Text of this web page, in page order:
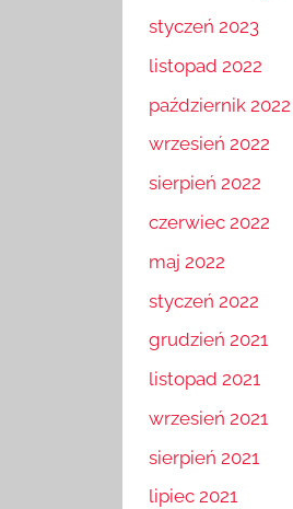
styczeń 2023
listopad 2022
październik 2022
wrzesień 2022
sierpień 2022
czerwiec 2022
maj 2022
styczeń 2022
grudzień 2021
listopad 2021
wrzesień 2021
sierpień 2021
lipiec 2021